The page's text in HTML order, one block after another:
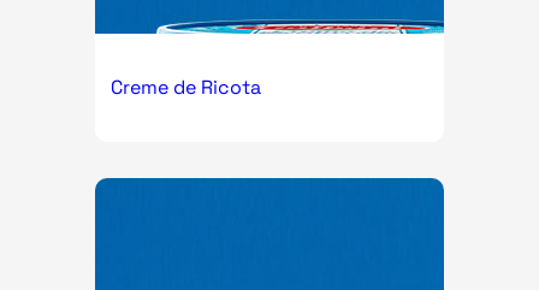
Creme de Ricota